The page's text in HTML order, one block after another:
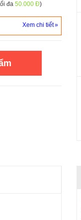
đa 50.000 Đ)
Xem chi tiết